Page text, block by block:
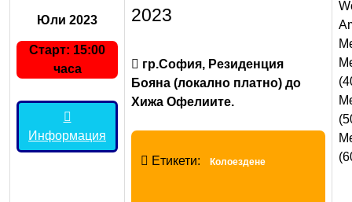
Юли 2023
Старт: 15:00
часа
Информация
2023
гр.София, Резиденция
Бояна (локално платно) до
Хижа Офелиите.
Етикети: Колоездене